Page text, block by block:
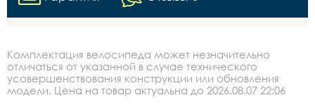
Комплектация велосипеда может незначительно
отличаться от указанной в случае технического
усовершенствования конструкции или обновления
модели. Цена на товар актуальна до 2026.08.07 22:06